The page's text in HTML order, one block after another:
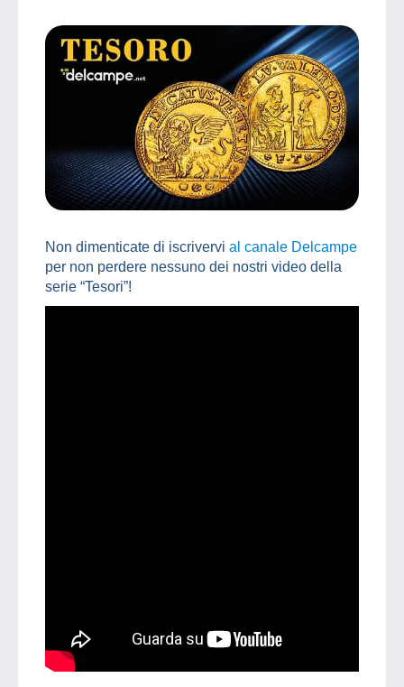
Non dimenticate di iscrivervi al canale Delcampe
per non perdere nessuno dei nostri video della
serie “Tesori”!